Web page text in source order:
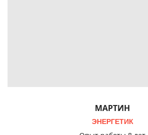
МАРТИН
ЭНЕРГЕТИК